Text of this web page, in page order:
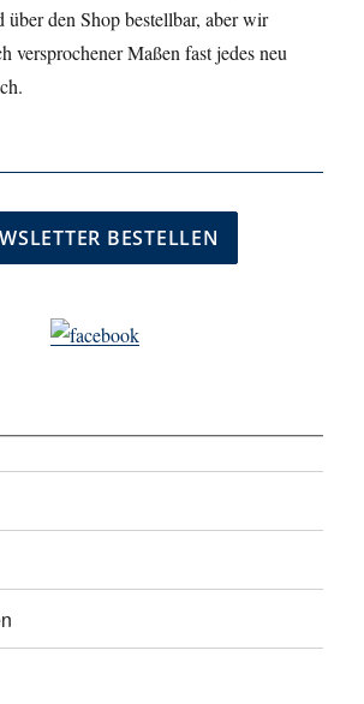
über den Shop bestellbar, aber wir
versprochener Maßen fast jedes neu